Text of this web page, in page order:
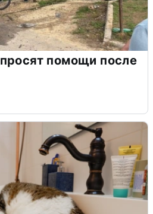
помощи после